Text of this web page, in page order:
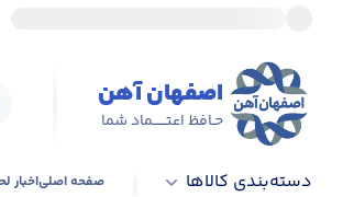
اصفهان آهن
حـافظ اعتــــــماد شما
دسته‌بندی کالاها صفحه اصلیاخبار